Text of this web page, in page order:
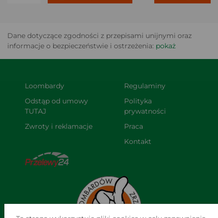
Dane dotyczące zgodności z przepisami unijnymi oraz
informacje o bezpieczeństwie i ostrzeżenia: pokaż
Loombardy
Odstąp od umowy
TUTAJ
Zwroty i reklamacje
Regulaminy
Polityka
prywatności
Praca
Kontakt